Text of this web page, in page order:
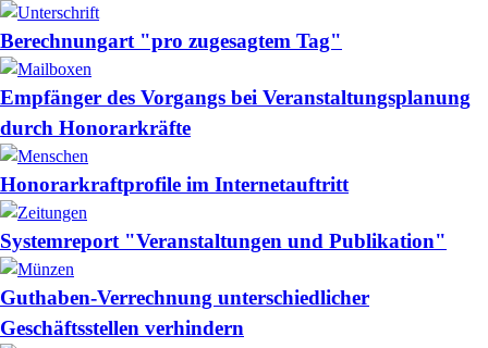
Berechnungart "pro zugesagtem Tag"
Empfänger des Vorgangs bei Veranstaltungsplanung
durch Honorarkräfte
Honorarkraftprofile im Internetauftritt
Systemreport "Veranstaltungen und Publikation"
Guthaben-Verrechnung unterschiedlicher
Geschäftsstellen verhindern